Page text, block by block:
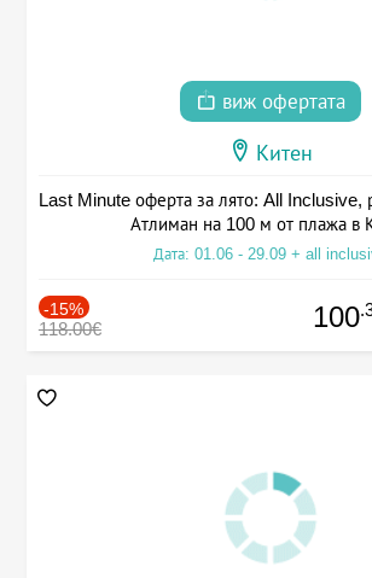
виж офертата
Китен
Last Minute оферта за лято: All Inclusive,
Атлиман на 100 м от плажа в
Дата: 01.06 - 29.09 + all
-15%
118.00€ 100